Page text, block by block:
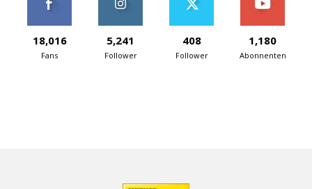
18,016
Fans
5,241
Follower
408
Follower
1,180
Abonnenten